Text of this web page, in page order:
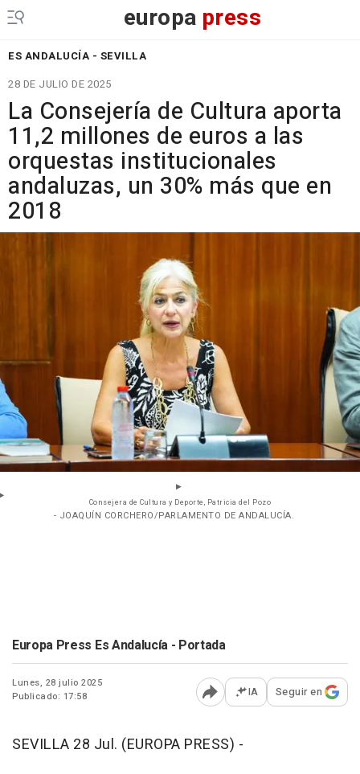
europa press
ES ANDALUCÍA - SEVILLA
28 DE JULIO DE 2025
La Consejería de Cultura aporta
11,2 millones de euros a las
orquestas institucionales
andaluzas, un 30% más que en
2018
Consejera de Cultura y Deporte, Patricia del Pozo
- JOAQUÍN CORCHERO/PARLAMENTO DE ANDALUCÍA.
Europa Press Es Andalucía - Portada
Lunes, 28 julio 2025
Publicado: 17:58
Abrir opciones para
IA Seguir en
SEVILLA 28 Jul. (EUROPA PRESS) -